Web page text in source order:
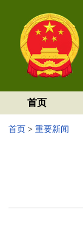
首页
首页 > 重要新闻